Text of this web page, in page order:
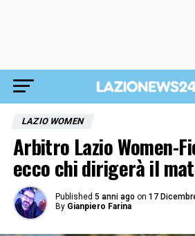
LAZIO WOMEN
Arbitro Lazio Women-
ecco chi dirigerà il
Published 5 anni ago on 17
By Gianpiero Farina